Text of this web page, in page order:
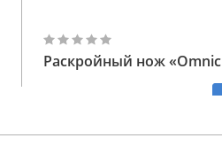
Раскройный нож